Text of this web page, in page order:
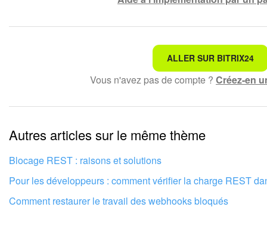
Texte compliqué et incompréhensible
Les informations sont obsolètes
Trop court, j'ai besoin de plus d'informations
Je n'aime pas comment cet outil fonctionne
ALLER SUR BITRIX24
Vous n'avez pas de compte ? Créez-en
Autres articles sur le même thème
Blocage REST : raisons et solutions
Pour les développeurs : comment vérifier la charge REST
Comment restaurer le travail des webhooks bloqués